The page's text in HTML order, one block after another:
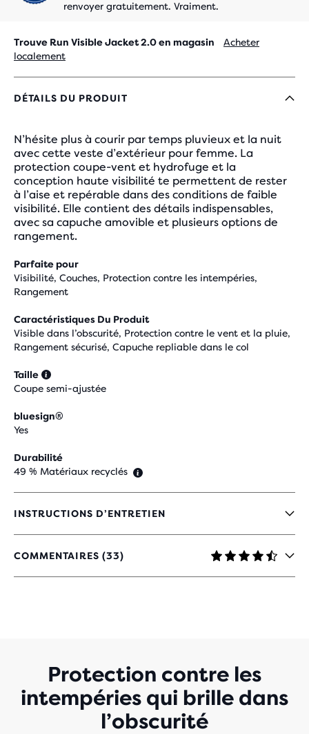
renvoyer gratuitement. Vraiment.
Trouve Run Visible Jacket 2.0 en magasin
Acheter
localement
DÉTAILS DU PRODUIT
N’hésite plus à courir par temps pluvieux et la nuit
avec cette veste d’extérieur pour femme. La
protection coupe-vent et hydrofuge et la
conception haute visibilité te permettent de rester
à l’aise et repérable dans des conditions de faible
visibilité. Elle contient des détails indispensables,
avec sa capuche amovible et plusieurs options de
rangement.
Parfaite pour
Visibilité, Couches, Protection contre les intempéries,
Rangement
Caractéristiques Du Produit
Visible dans l’obscurité, Protection contre le vent et la pluie,
Rangement sécurisé, Capuche repliable dans le col
Taille
Coupe semi-ajustée
bluesign®
Yes
Durabilité
49 % Matériaux recyclés
INSTRUCTIONS D’ENTRETIEN
COMMENTAIRES (33)
4,5
SUR
Protection contre les
intempéries qui brille dans
l’obscurité